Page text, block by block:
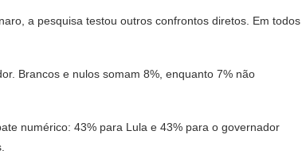
a pesquisa testou outros confrontos diretos. Em todos
Brancos e nulos somam 8%, enquanto 7% não
numérico: 43% para Lula e 43% para o governador